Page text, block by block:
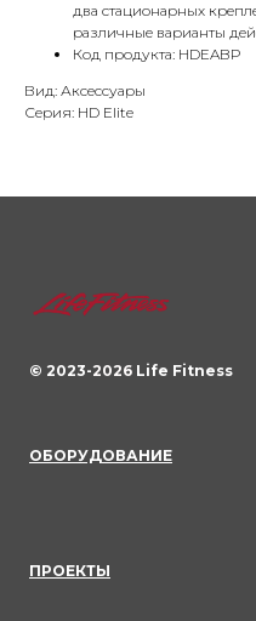
два стационарных
различные варианты
Код продукта: HDEABP
Вид: Аксессуары
Серия: HD Elite
© 2023-2026 Life Fitness
ОБОРУДОВАНИЕ
ПРОЕКТЫ